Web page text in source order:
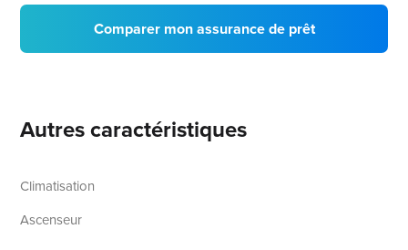
Comparer mon assurance de prêt
Autres caractéristiques
Climatisation
Ascenseur